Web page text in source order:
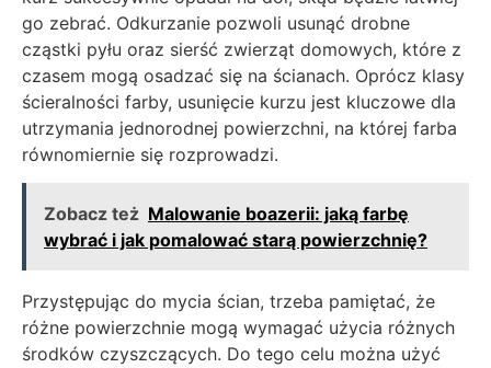
go zebrać. Odkurzanie pozwoli usunąć drobne
cząstki pyłu oraz sierść zwierząt domowych, które z
czasem mogą osadzać się na ścianach. Oprócz klasy
ścieralności farby, usunięcie kurzu jest kluczowe dla
utrzymania jednorodnej powierzchni, na której farba
równomiernie się rozprowadzi.
Zobacz też Malowanie boazerii: jaką farbę
wybrać i jak pomalować starą powierzchnię?
Przystępując do mycia ścian, trzeba pamiętać, że
różne powierzchnie mogą wymagać użycia różnych
środków czyszczących. Do tego celu można użyć